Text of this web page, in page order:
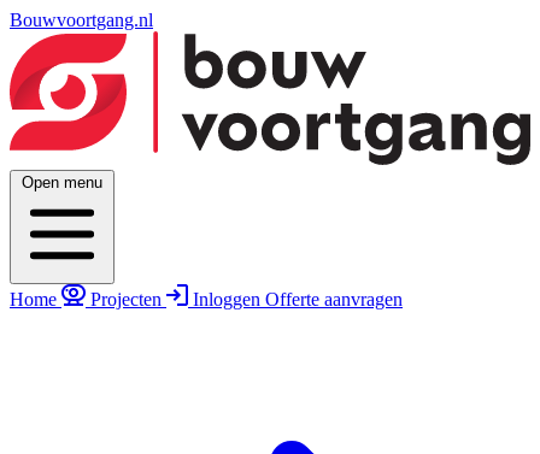
Bouwvoortgang.nl
Open menu
Home Projecten Inloggen Offerte aanvragen